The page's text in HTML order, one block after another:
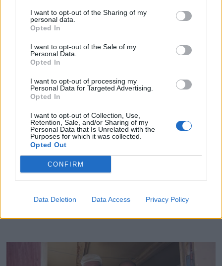
I want to opt-out of the Sharing of my
personal data.
Opted In
I want to opt-out of the Sale of my
Personal Data.
Opted In
I want to opt-out of processing my
Personal Data for Targeted Advertising.
Opted In
I want to opt-out of Collection, Use,
Retention, Sale, and/or Sharing of my
Personal Data that Is Unrelated with the
Purposes for which it was collected.
Opted Out
CONFIRM
Data Deletion Data Access Privacy Policy